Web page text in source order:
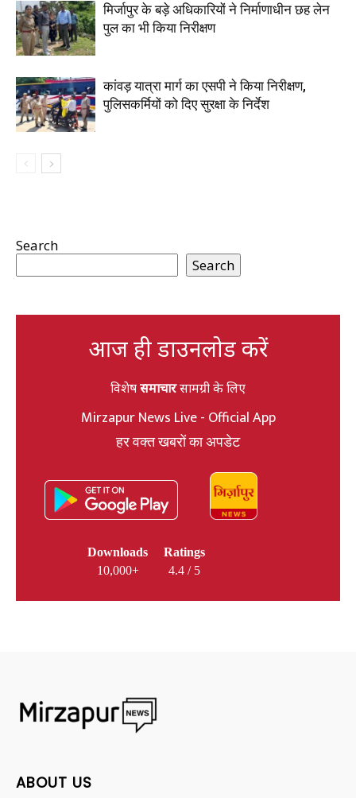
मिर्जापुर के बड़े अधिकारियों ने निर्माणाधीन छह लेन
पुल का भी किया निरीक्षण
कांवड़ यात्रा मार्ग का एसपी ने किया निरीक्षण,
पुलिसकर्मियों को दिए सुरक्षा के निर्देश
Search
Search
आज ही डाउनलोड करें
विशेषसमाचारसामग्री के लिए
Mirzapur News Live - Official App
हर वक्त खबरों का अपडेट
Downloads
10,000+
Ratings
4.4 / 5
ABOUT US